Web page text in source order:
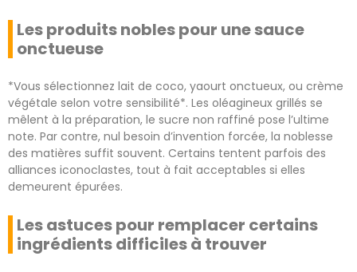
Les produits nobles pour une sauce
onctueuse
*Vous sélectionnez lait de coco, yaourt onctueux, ou crème
végétale selon votre sensibilité*. Les oléagineux grillés se
mêlent à la préparation, le sucre non raffiné pose l’ultime
note. Par contre, nul besoin d’invention forcée, la noblesse
des matières suffit souvent. Certains tentent parfois des
alliances iconoclastes, tout à fait acceptables si elles
demeurent épurées.
Les astuces pour remplacer certains
ingrédients difficiles à trouver